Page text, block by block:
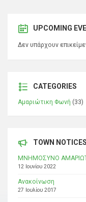
UPCOMING
Δεν υπάρχουν
CATEGORIES
Αμαριώτικη Φωνή (33)
TOWN NOTICES
ΜΝΗΜΟΣΥΝΟ
12 Ιουνίου 2022
Ανακοίνωση
27 Ιουλίου 2017